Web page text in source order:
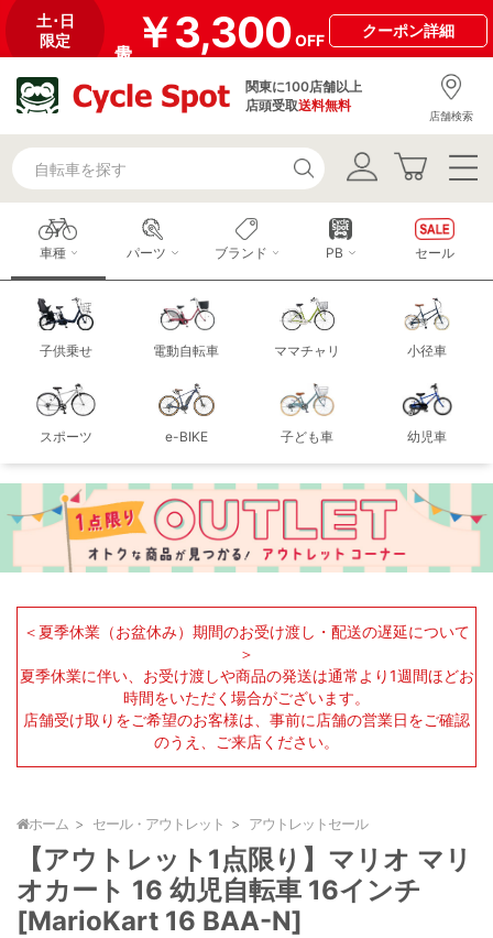
土･日
限定
￥3,300OFF
クーポン詳細
関東に100店舗以上
店頭受取送料無料
店舗検索
車種
子供乗せ 電動自転車 ママチャリ 小径車
スポーツ e-BIKE 子ども車 幼児車
パーツ ブランド PB セール
＜夏季休業（お盆休み）期間のお受け渡し・配送の遅延について
＞
夏季休業に伴い、お受け渡しや商品の発送は通常より1週間ほどお
時間をいただく場合がございます。
店舗受け取りをご希望のお客様は、事前に店舗の営業日をご確認
のうえ、ご来店ください。
ホーム セール・アウトレット アウトレットセール
【アウトレット1点限り】マリオ マリ
オカート 16 幼児自転車 16インチ
[MarioKart 16 BAA-N]